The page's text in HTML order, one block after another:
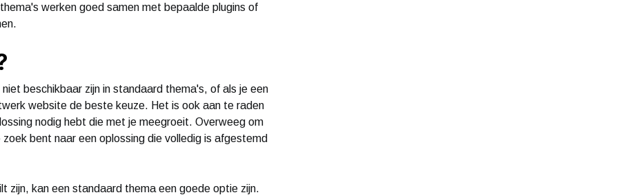
werken goed samen met bepaalde plugins of
beschikbaar zijn in standaard thema's, of als je een
website de beste keuze. Het is ook aan te raden
nodig hebt die met je meegroeit. Overweeg om
bent naar een oplossing die volledig is afgestemd
zijn, kan een standaard thema een goede optie zijn.